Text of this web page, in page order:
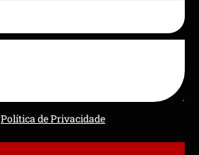
Política de Privacidade